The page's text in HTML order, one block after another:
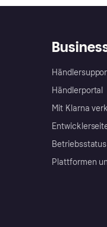
Händlerportal
Mit Klarna
Betriebsstatus
Plattformen